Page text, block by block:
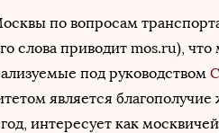
по вопросам
слова приводит mos.ru),
под руководством
является
интересует как